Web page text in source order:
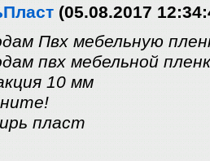
(05.08.2017
Пвх мебельную
пвх мебельной
10 мм
пласт